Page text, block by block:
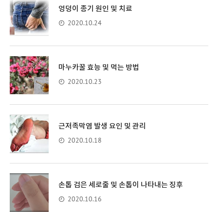
엉덩이 종기 원인 및 치료
2020.10.24
마누카꿀 효능 및 먹는 방법
2020.10.23
근저족막염 발생 요인 및 관리
2020.10.18
손톱 검은 세로줄 및 손톱이 나타내는 징후
2020.10.16